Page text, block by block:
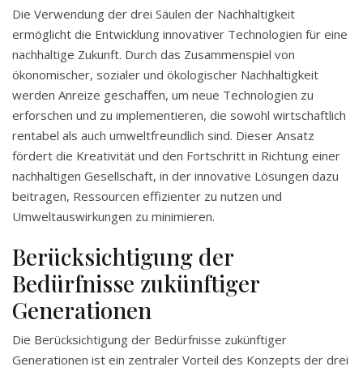
Die Verwendung der drei Säulen der Nachhaltigkeit
ermöglicht die Entwicklung innovativer Technologien für eine
nachhaltige Zukunft. Durch das Zusammenspiel von
ökonomischer, sozialer und ökologischer Nachhaltigkeit
werden Anreize geschaffen, um neue Technologien zu
erforschen und zu implementieren, die sowohl wirtschaftlich
rentabel als auch umweltfreundlich sind. Dieser Ansatz
fördert die Kreativität und den Fortschritt in Richtung einer
nachhaltigen Gesellschaft, in der innovative Lösungen dazu
beitragen, Ressourcen effizienter zu nutzen und
Umweltauswirkungen zu minimieren.
Berücksichtigung der
Bedürfnisse zukünftiger
Generationen
Die Berücksichtigung der Bedürfnisse zukünftiger
Generationen ist ein zentraler Vorteil des Konzepts der drei